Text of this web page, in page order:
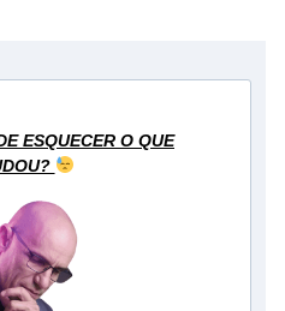
ESQUECER O QUE